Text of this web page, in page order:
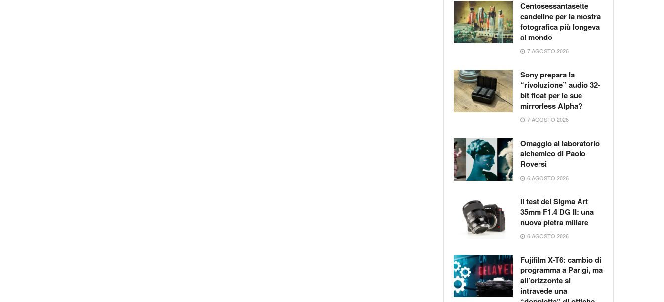
Centosessantasette
candeline per la mostra
fotografica più longeva
al mondo
7 AGOSTO 2026
Sony prepara la
“rivoluzione” audio 32-
bit float per le sue
mirrorless Alpha?
7 AGOSTO 2026
Omaggio al laboratorio
alchemico di Paolo
Roversi
6 AGOSTO 2026
Il test del Sigma Art
35mm F1.4 DG II: una
nuova pietra miliare
6 AGOSTO 2026
Fujifilm X-T6: cambio di
programma a Parigi, ma
all’orizzonte si
intravede una